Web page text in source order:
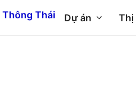
Dự án Thị